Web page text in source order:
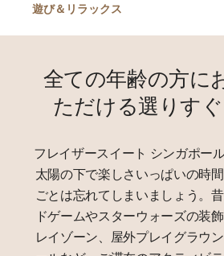
遊び＆リラックス
全ての年齢の方に
ただける選りす
フレイザースイート シンガポー
太陽の下で楽しさいっぱいの時
ごとは忘れてしまいましょう。
ドゲームやスターウォーズの装
レイゾーン、屋外プレイグラウ